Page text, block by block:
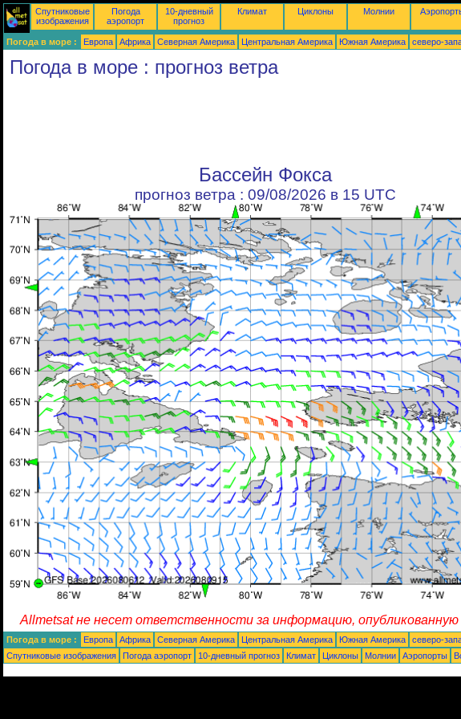
Спутниковые
изображения
Погода
аэропорт
10-дневный
прогноз
Климат Циклоны Молнии
Погода в море : Европа Африка Северная Америка Центральная Америка Южная Америка северо-
Погода в море : прогноз ветра
Бассейн Фокса
прогноз ветра : 09/08/2026 в 15 UTC
Allmetsat не несет ответственности за информацию, опубликованную
Погода в море : Европа Африка Северная Америка Центральная Америка Южная Америка северо-
Спутниковые изображения
Погода аэропорт 10-дневный прогноз Климат Циклоны Молнии Аэропорты